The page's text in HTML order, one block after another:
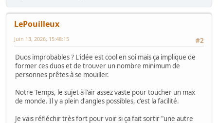
LePouilleux
#2
Juin 13, 2026, 15:48:15
Duos improbables ? L'idée est cool en soi mais ça implique de
former ces duos et de trouver un nombre minimum de
personnes prêtes à se mouiller.
Notre Temps, le sujet à l'air assez vaste pour toucher un max
de monde. Il y a plein d'angles possibles, c'est la facilité.
Je vais réfléchir très fort pour voir si ça fait sortir "une autre